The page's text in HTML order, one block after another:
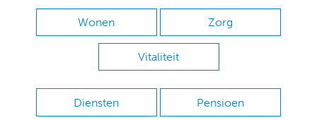
Wonen Zorg
Vitaliteit
Diensten Pensioen